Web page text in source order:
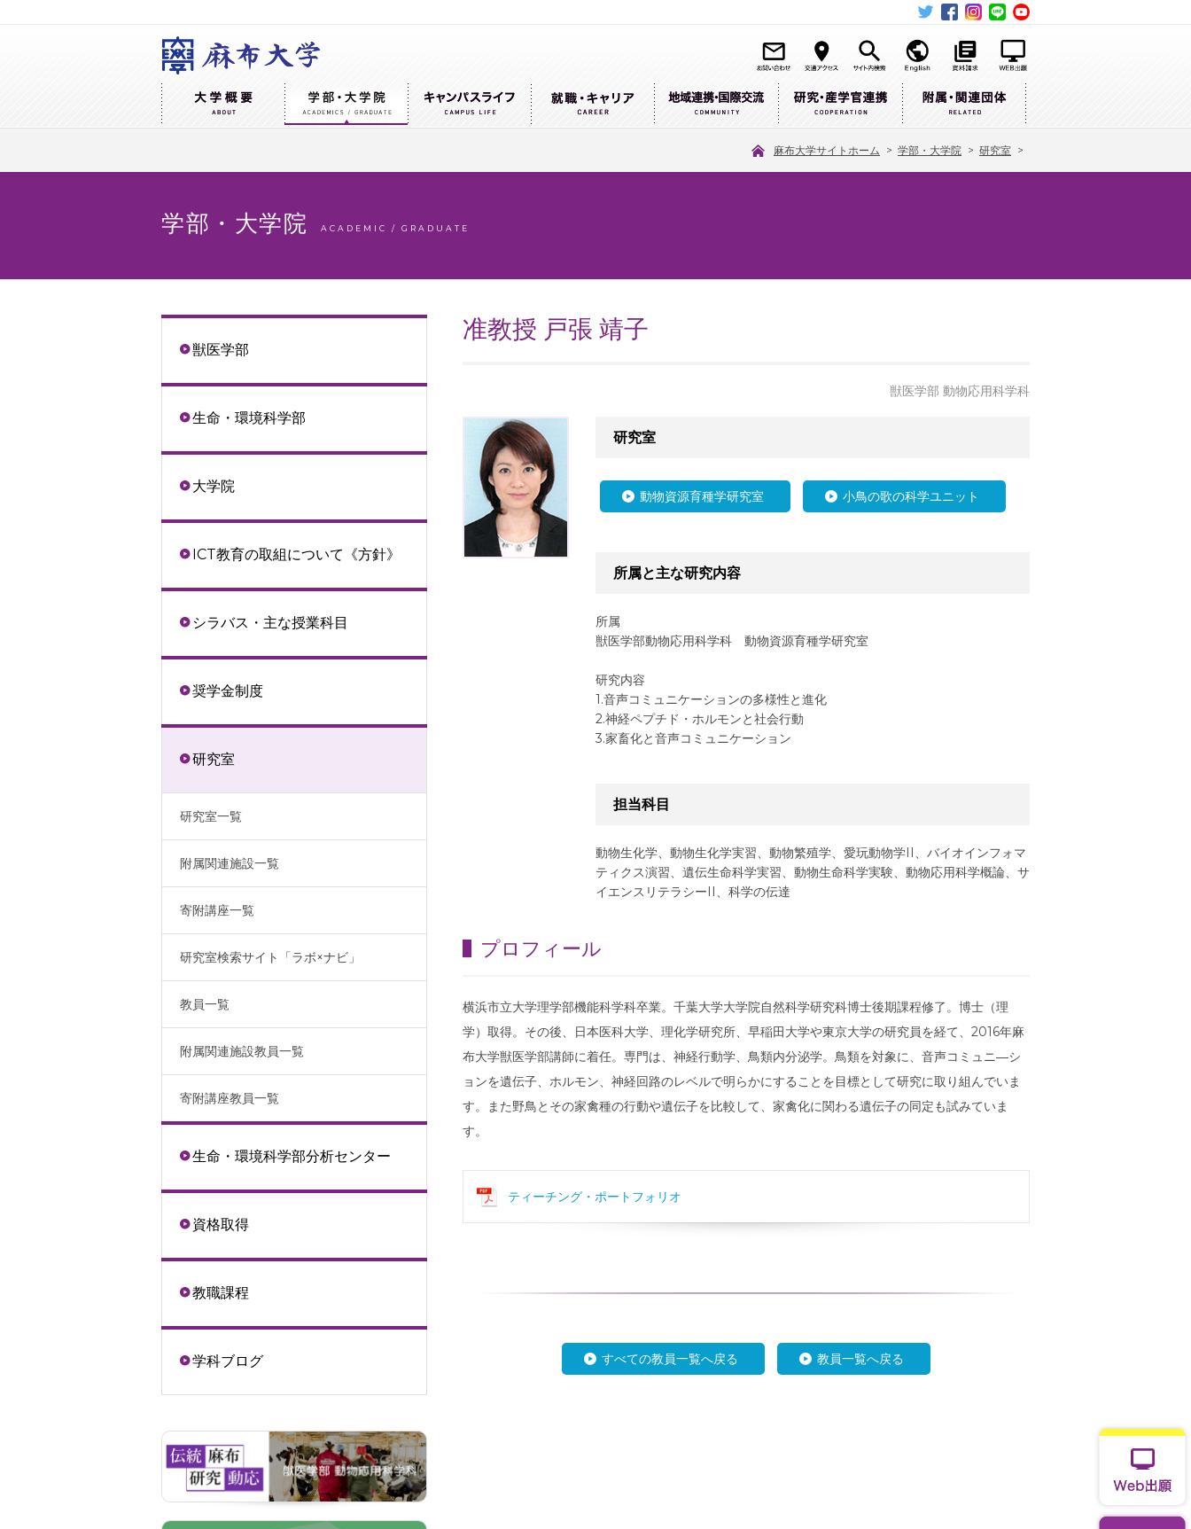
麻布大学サイトホーム > 学部・大学院 > 研究室 >
学部・大学院 ACADEMIC / GRADUATE
准教授 戸張 靖子
獣医学部 動物応用科学科
研究室
動物資源育種学研究室 小鳥の歌の科学ユニット
所属と主な研究内容
所属
獣医学部動物応用科学科 動物資源育種学研究室
研究内容
1.音声コミュニケーションの多様性と進化
2.神経ペプチド・ホルモンと社会行動
3.家畜化と音声コミュニケーション
担当科目
動物生化学、動物生化学実習、動物繁殖学、愛玩動物学II、バイオインフォマ
ティクス演習、遺伝生命科学実習、動物生命科学実験、動物応用科学概論、サ
イエンスリテラシーII、科学の伝達
プロフィール
横浜市立大学理学部機能科学科卒業。千葉大学大学院自然科学研究科博士後期課程修了。博士（理
学）取得。その後、日本医科大学、理化学研究所、早稲田大学や東京大学の研究員を経て、2016年麻
布大学獣医学部講師に着任。専門は、神経行動学、鳥類内分泌学。鳥類を対象に、音声コミュニ―シ
ョンを遺伝子、ホルモン、神経回路のレベルで明らかにすることを目標として研究に取り組んでいま
す。また野鳥とその家禽種の行動や遺伝子を比較して、家禽化に関わる遺伝子の同定も試みていま
す。
ティーチング・ポートフォリオ
すべての教員一覧へ戻る 教員一覧へ戻る
獣医学部
生命・環境科学部
大学院
ICT教育の取組について《方針》
シラバス・主な授業科目
奨学金制度
研究室
研究室一覧
附属関連施設一覧
寄附講座一覧
研究室検索サイト「ラボ×ナビ」
教員一覧
附属関連施設教員一覧
寄附講座教員一覧
生命・環境科学部分析センター
資格取得
教職課程
学科ブログ